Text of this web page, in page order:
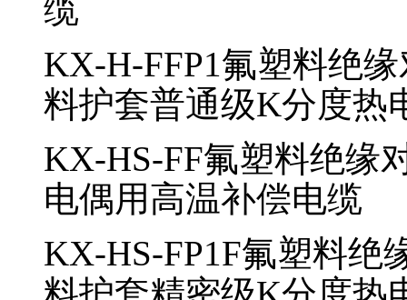
缆
KX-H-FFP1氟塑料绝
料护套普通级K分度热
KX-HS-FF氟塑料绝缘
电偶用高温补偿电缆
KX-HS-FP1F氟塑料绝